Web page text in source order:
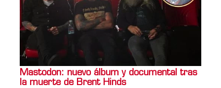
Mastodon: nuevo álbum y documental tras
la muerte de Brent Hinds